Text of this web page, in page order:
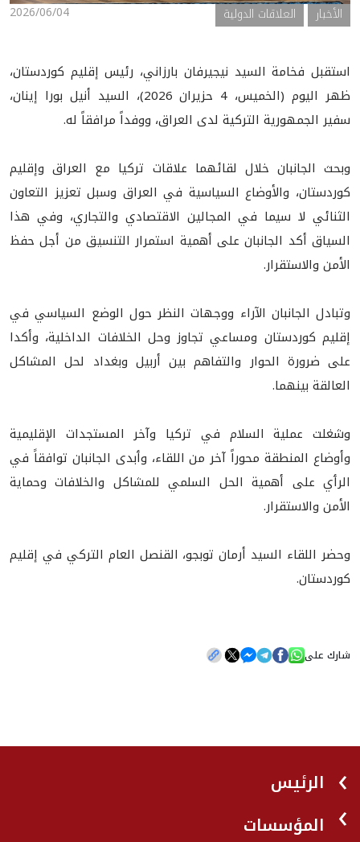
2026/06/04 الأخبار العلاقات الدولية
استقبل فخامة السيد نيجيرفان بارزاني، رئيس إقليم كوردستان،
ظهر اليوم (الخميس، 4 حزيران 2026)، السيد أنيل بورا إينان،
سفير الجمهورية التركية لدى العراق، ووفداً مرافقاً له.
وبحث الجانبان خلال لقائهما علاقات تركيا مع العراق وإقليم
كوردستان، والأوضاع السياسية في العراق وسبل تعزيز التعاون
الثنائي لا سيما في المجالين الاقتصادي والتجاري، وفي هذا
السياق أكد الجانبان على أهمية استمرار التنسيق من أجل حفظ
الأمن والاستقرار.
وتبادل الجانبان الآراء ووجهات النظر حول الوضع السياسي في
إقليم كوردستان ومساعي تجاوز وحل الخلافات الداخلية، وأكدا
على ضرورة الحوار والتفاهم بين أربيل وبغداد لحل المشاكل
العالقة بينهما.
وشغلت عملية السلام في تركيا وآخر المستجدات الإقليمية
وأوضاع المنطقة محوراً آخر من اللقاء، وٲبدی الجانبان توافقاََ في
الرٲي على أهمية الحل السلمي للمشاكل والخلافات وحماية
الأمن والاستقرار.
وحضر اللقاء السيد أرمان توبجو، القنصل العام التركي في إقليم
كوردستان.
شارك على
الرئيس
المؤسسات